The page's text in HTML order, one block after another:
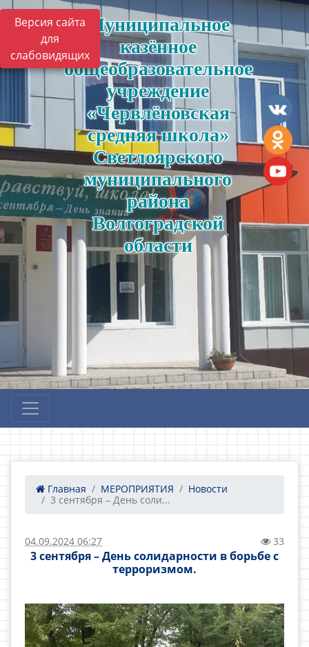
Версия сайта
для
слабовидящих
Муниципальное
казённое
общеобразовательное
учреждение
«Червлёновская
средняя школа»
Светлоярского
муниципального
района
Волгоградской
области
Главная МЕРОПРИЯТИЯ
Новости
3 сентября – День соли...
04.09.2024 06:27 33
3 сентября – День солидарности в борьбе с
терроризмом.